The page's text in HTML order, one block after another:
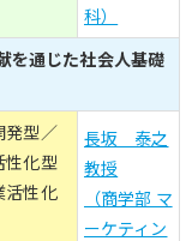
科）
を通じた社会人基礎
発型／
性化型
活性化
長坂 泰之
教授
（商学部 マ
ーケティン